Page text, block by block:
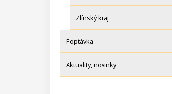
Zlínský kraj
Poptávka
Aktuality, novinky